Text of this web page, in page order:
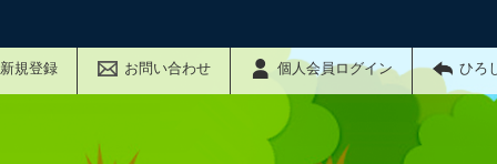
新規登録 お問い合わせ 個人会員ログイン ひろ